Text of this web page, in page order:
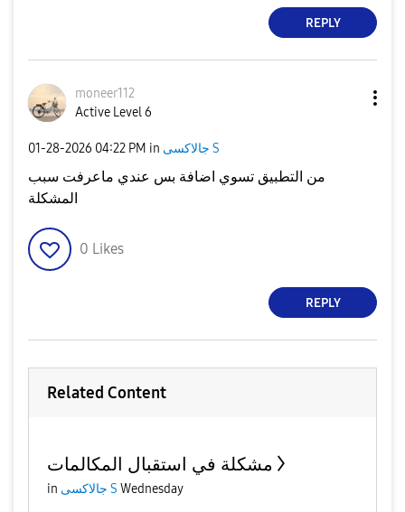
REPLY
moneer112
Active Level 6
‎01-28-2026 04:22 PM in جالاكسى S
من التطبيق تسوي اضافة بس عندي ماعرفت سبب
المشكلة
0 Likes
REPLY
Related Content
مشكلة في استقبال المكالمات
in جالاكسى S Wednesday